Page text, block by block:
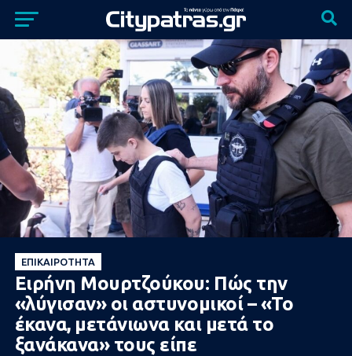
ΕΠΙΚΑΙΡΌΤΗΤΑ
Ειρήνη Μουρτζούκου: Πώς την
«λύγισαν» οι αστυνομικοί – «Το
έκανα, μετάνιωνα και μετά το
ξανάκανα» τους είπε